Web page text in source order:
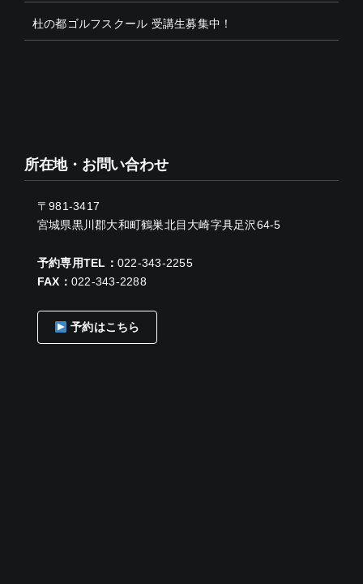
杜の都ゴルフスクール 受講生募集中！
所在地・お問い合わせ
〒981-3417
宮城県黒川郡大和町鶴巣北目大崎字具足沢64-5
予約専用TEL： 022-343-2255
FAX： 022-343-2288
予約はこちら